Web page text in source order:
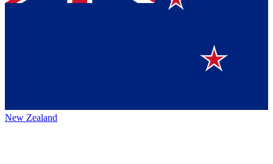
New Zealand